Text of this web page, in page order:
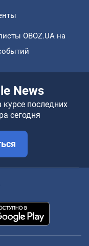
OBOZ.UA на
News
последних
сегодня